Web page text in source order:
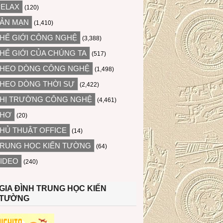
(120)
MẠN (1,410)
GIỚI CÔNG NGHỆ (3,388)
GIỚI CỦA CHÚNG TA (517)
DÒNG CÔNG NGHỆ (1,498)
DÒNG THỜI SỰ (2,422)
TRƯỜNG CÔNG NGHỆ (4,461)
(20)
THUẬT OFFICE (14)
HỌC KIẾN TƯỜNG (64)
(240)
ĐÌNH TRUNG HỌC KIẾN